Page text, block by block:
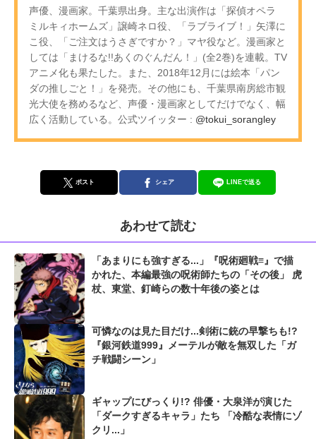
声優、漫画家。千葉県出身。主な出演作は「探偵オペラ
ミルキィホームズ」譲崎ネロ役、「ラブライブ！」矢澤に
こ役、「ご注文はうさぎですか？」マヤ役など。漫画家と
しては「まけるな!!あくのぐんだん！」(全2巻)を連載。TV
アニメ化も果たした。また、2018年12月には絵本「パン
ダの推しごと！」を発売。その他にも、千葉県南房総市観
光大使を務めるなど、声優・漫画家としてだけでなく、幅
広く活動している。公式ツイッター : @tokui_sorangley
ポスト シェア LINEで送る
あわせて読む
「あまりにも強すぎる...」『呪術廻戦≡』で描
かれた、本編最強の呪術師たちの「その後」 虎
杖、東堂、釘崎らの数十年後の姿とは
可憐なのは見た目だけ...剣術に銃の早撃ちも!?
『銀河鉄道999』メーテルが敵を無双した「ガ
チ戦闘シーン」
ギャップにびっくり!? 俳優・大泉洋が演じた
「ダークすぎるキャラ」たち 「冷酷な表情にゾ
クリ...」